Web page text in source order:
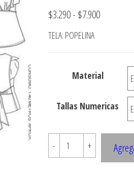
$3.290- $7.900Rango
$3.290
TELA: POPELINA
Material
Tallas Numericas
-
4540
BLUSA
+